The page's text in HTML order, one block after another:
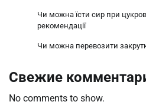
Чи можна їсти сир при
рекомендації
Чи можна перевозити
Свежие
No comments to show.